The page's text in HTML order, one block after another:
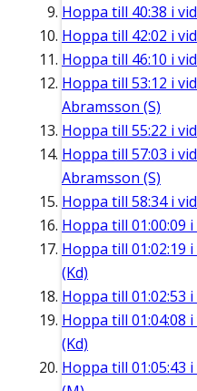
Hoppa till 40:38 i
Hoppa till 42:02 i
Hoppa till 46:10 i
Hoppa till 53:12 i
Abramsson (S)
Hoppa till 55:22 i
Hoppa till 57:03 i
Abramsson (S)
Hoppa till 58:34i
Hoppa till 01:00:09 i
Hoppa till 01:02:19 i
(Kd)
Hoppa till 01:02:53 i
Hoppa till 01:04:08 i
(Kd)
Hoppa till 01:05:43 i